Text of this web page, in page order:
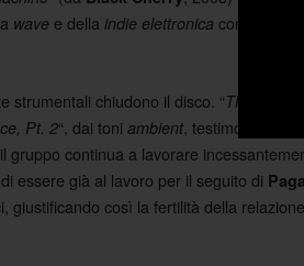
wave e della indie elettronica con “
strumentali chiudono il disco. “The Face,
Pt. 2“, dai toni ambient , testimonia la
gruppo continua a lavorare
essere già al lavoro per il seguito di
giustificando così la fertilità della